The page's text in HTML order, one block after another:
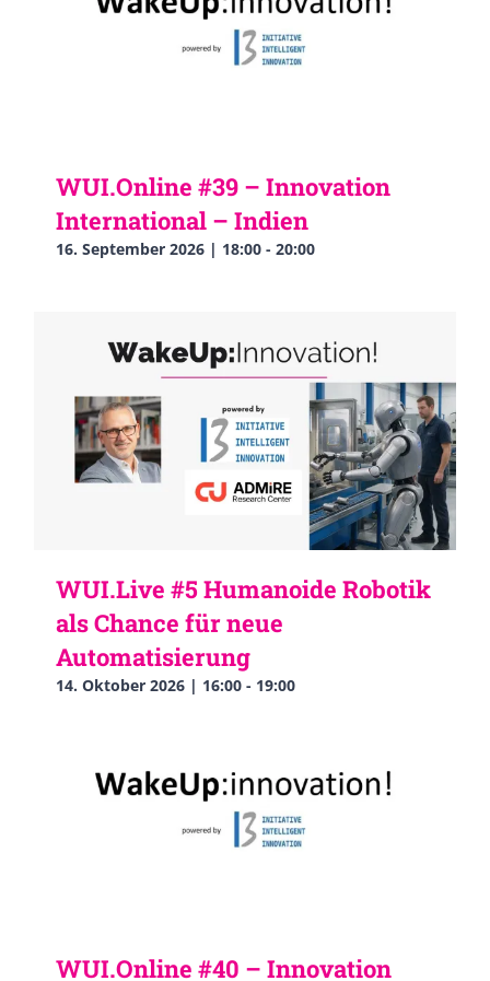
WUI.Online #39 – Innovation
International – Indien
16. September 2026 | 18:00 - 20:00
WUI.Live #5 Humanoide Robotik
als Chance für neue
Automatisierung
14. Oktober 2026 | 16:00 - 19:00
WUI.Online #40 – Innovation